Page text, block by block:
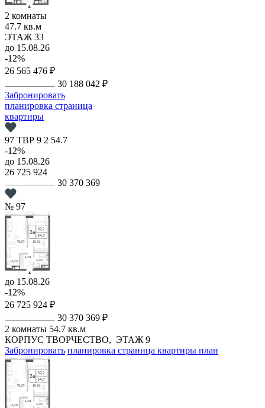
2 комнаты
47.7 кв.м
ЭТАЖ 33
до 15.08.26
-12%
26 565 476 ₽
30 188 042 ₽
Забронировать
планировка страница
квартиры
97 ТВР 9 2 54.7
-12%
до 15.08.26
26 725 924
30 370 369
№ 97
до 15.08.26
-12%
26 725 924 ₽
30 370 369 ₽
2 комнаты 54.7 кв.м
КОРПУС ТВОРЧЕСТВО, ЭТАЖ 9
Забронировать планировка страница квартиры план